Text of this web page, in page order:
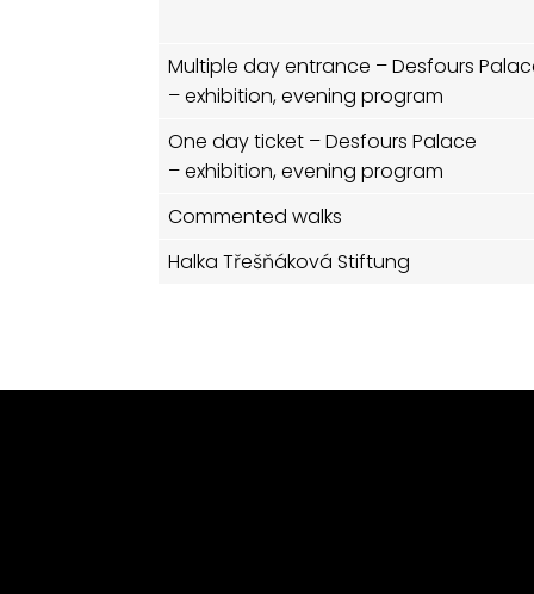
Multiple day entrance – Desfours
– exhibition, evening program
One day ticket – Desfours Palace
– exhibition, evening program
Commented walks
Halka Třešňáková Stiftung